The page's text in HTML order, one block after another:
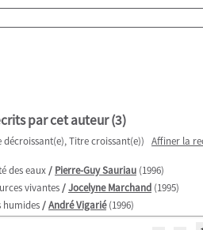
par cet auteur (3)
décroissant(e), Titre croissant(e)) Affiner la
des eaux/ Pierre-Guy Sauriau (1996)
vivantes/Jocelyne Marchand (1995)
humides/André Vigarié(1996)